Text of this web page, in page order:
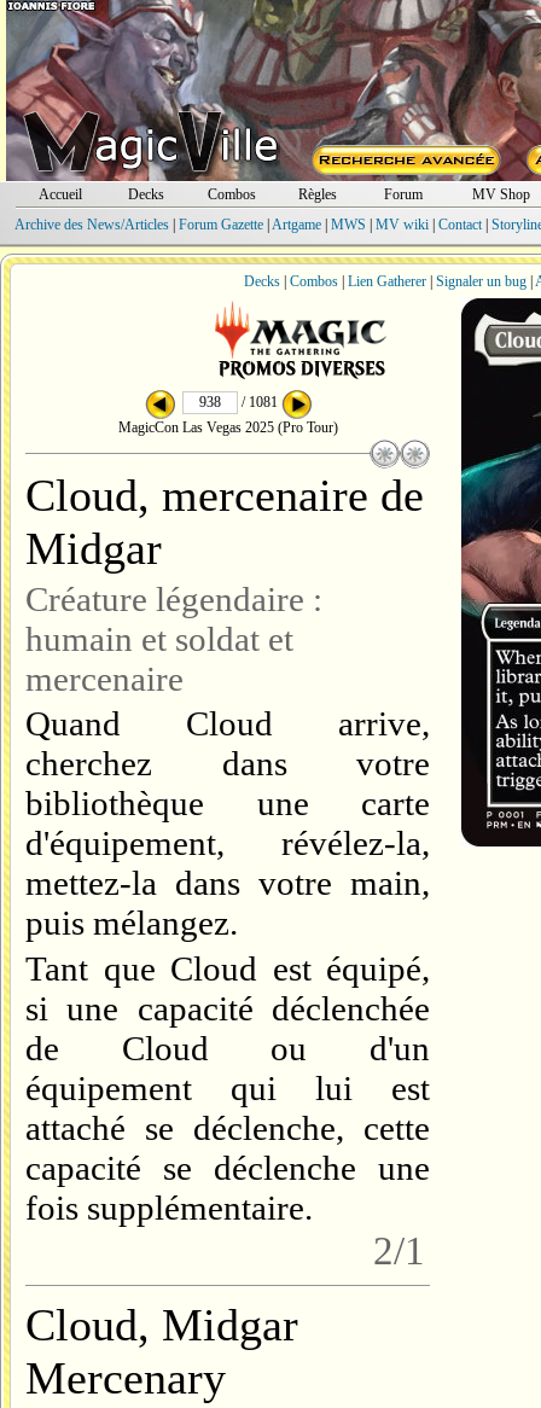
Accueil Decks Combos Règles Forum
MV Shop
Archive des News/Articles| Forum Gazette| Artgame| MWS MV wiki| Contact|
Decks Combos Lien Gatherer Signaler un bug
/ 1081
MagicCon Las Vegas 2025 (Pro Tour)
Cloud, mercenaire de
Midgar
Créature légendaire :
humain et soldat et
mercenaire
Quand Cloud arrive,
cherchez dans votre
bibliothèque une carte
d'équipement, révélez-la,
mettez-la dans votre main,
puis mélangez.
Tant que Cloud est équipé,
si une capacité déclenchée
de Cloud ou d'un
équipement qui lui est
attaché se déclenche, cette
capacité se déclenche une
fois supplémentaire.
2/1
Cloud, Midgar
Mercenary